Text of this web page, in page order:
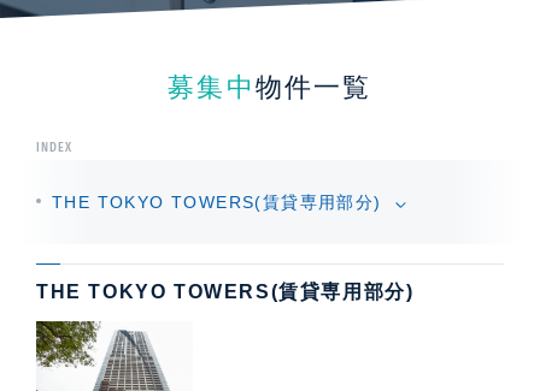
募集中 物件一覧
INDEX
THE TOKYO TOWERS(賃貸専用部分)
THE TOKYO TOWERS(賃貸専用部分)